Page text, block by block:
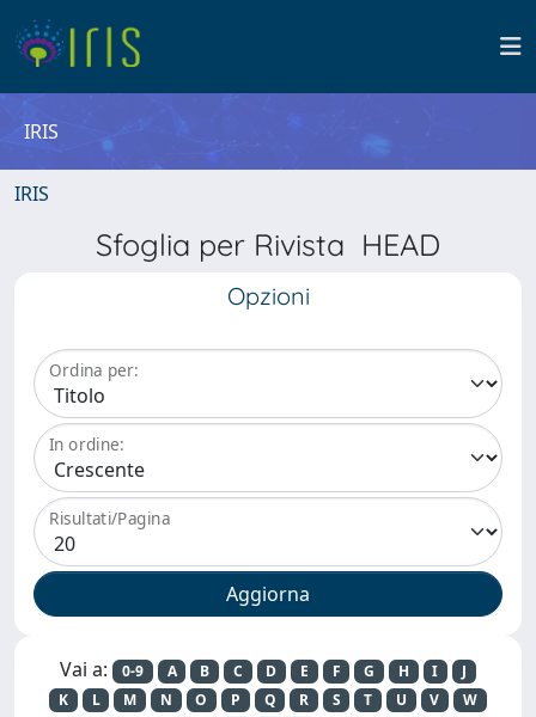
IRIS
IRIS
Sfoglia per Rivista HEAD
Opzioni
Ordina per:
In ordine:
Risultati/Pagina
Vai a: 0-9 A B C D E F G H I
J
K
L M N O P Q R S T U V
W